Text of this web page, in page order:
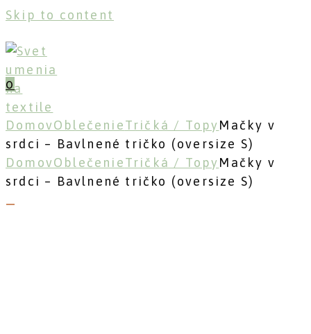
Skip to content
0
DomovOblečenieTričká / Topy Mačky v
srdci – Bavlnené tričko (oversize S)
DomovOblečenieTričká / Topy Mačky v
srdci – Bavlnené tričko (oversize S)